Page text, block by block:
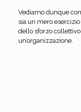
Vediamo dunque
sia un mero
dello sforzo
un’organizzazione.